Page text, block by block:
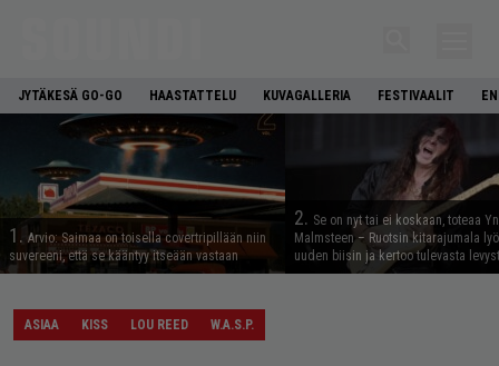
JYTÄKESÄ GO-GO HAASTATTELU KUVAGALLERIA FESTIVAALIT
1. Arvio: Saimaa on toisella covertripillään niin
suvereeni, että se kääntyy itseään vastaan
2. Se on nyt tai ei koskaan, toteaa
Malmsteen – Ruotsin kitarajumala
uuden biisin ja kertoo tulevasta
ASIAA KISS LOU REED W.A.S.P.